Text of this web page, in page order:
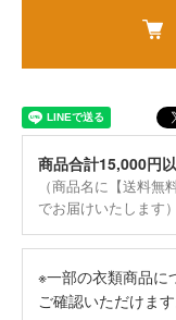
商品合計15,000円
（商品名に【送料
でお届けいたします）
※一部の衣類商品に
ご確認いただけます